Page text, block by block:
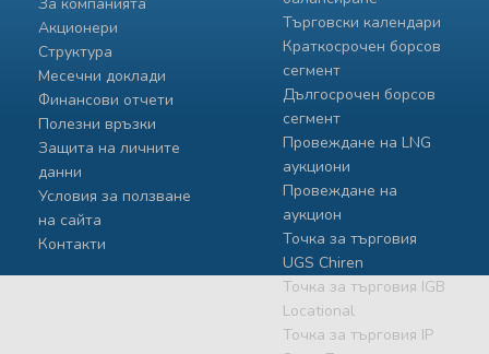
Акционери
Структура
Месечни доклади
Финансови отчети
Полезни връзки
Защита на личните
данни
Условия за ползване
на сайта
Контакти
Търговски календари
Краткосрочен борсов
сегмент
Дългосрочен борсов
сегмент
Провеждане на LNG
аукциони
Провеждане на
аукцион
Точка за търговия
UGS Chiren
Точка за търговия IGB
Locational
Точка за търговия IP